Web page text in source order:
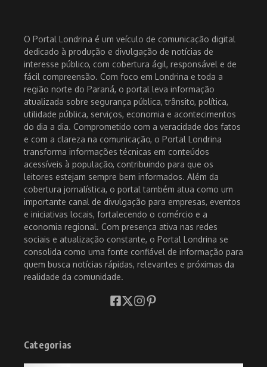
O Portal Londrina é um veículo de comunicação digital
dedicado à produção e divulgação de notícias de
interesse público, com cobertura ágil, responsável e de
fácil compreensão. Com foco em Londrina e toda a
região norte do Paraná, o portal leva informação
atualizada sobre segurança pública, trânsito, política,
utilidade pública, serviços, economia e acontecimentos
do dia a dia. Comprometido com a veracidade dos fatos
e com a clareza na comunicação, o Portal Londrina
transforma informações técnicas em conteúdos
acessíveis à população, contribuindo para que os
leitores estejam sempre bem informados. Além da
cobertura jornalística, o portal também atua como um
importante canal de divulgação para empresas, eventos
e iniciativas locais, fortalecendo o comércio e a
economia regional. Com presença ativa nas redes
sociais e atualização constante, o Portal Londrina se
consolida como uma fonte confiável de informação para
quem busca notícias rápidas, relevantes e próximas da
realidade da comunidade.
Categorias